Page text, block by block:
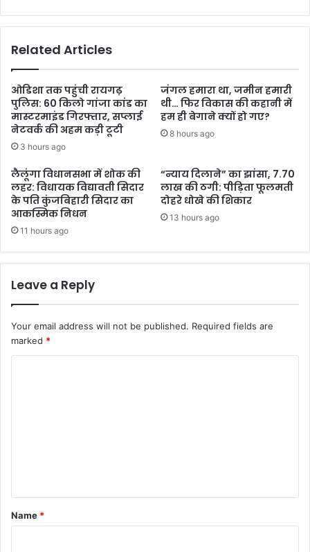
Related Articles
ओडिशा तक पहुंची रायगढ़
पुलिस: 60 किलो गांजा कांड का
मास्टरमाइंड गिरफ्तार, सप्लाई
नेटवर्क की अहम कड़ी टूटी
3 hours ago
जंगल हमारा था, जमीन हमारी
थी… फिर विकास की कहानी में
हम ही बेगाने क्यों हो गए?
8 hours ago
लैलूंगा विधानसभा में शोक की
लहर: विधायक विद्यावती सिदार
के पति कुंजबिहारी सिदार का
आकस्मिक निधन
11 hours ago
“न्याय दिलाने” का झांसा, 7.70
लाख की ठगी: पीड़िता फूलमती
दोहरे धोखे की शिकार
13 hours ago
Leave a Reply
Your email address will not be published. Required fields are
marked *
*
Name *